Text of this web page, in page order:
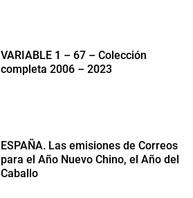
VARIABLE 1 – 67 – Colección
completa 2006 – 2023
ESPAÑA. Las emisiones de Correos
para el Año Nuevo Chino, el Año del
Caballo